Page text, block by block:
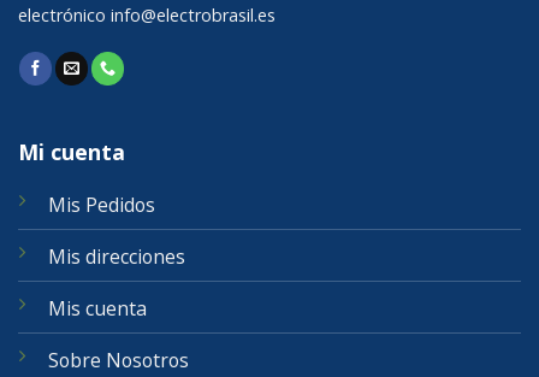
electrónico info@electrobrasil.es
Mi cuenta
Mis Pedidos
Mis direcciones
Mis cuenta
Sobre Nosotros